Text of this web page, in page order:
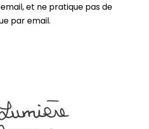
et ne pratique pas de
par email.